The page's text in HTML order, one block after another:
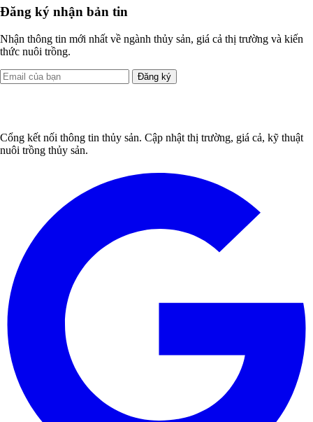
Đăng ký nhận bản tin
Nhận thông tin mới nhất về ngành thủy sản, giá cả thị trường và kiến
thức nuôi trồng.
Đăng ký
Cổng kết nối thông tin thủy sản. Cập nhật thị trường, giá cả, kỹ thuật
nuôi trồng thủy sản.